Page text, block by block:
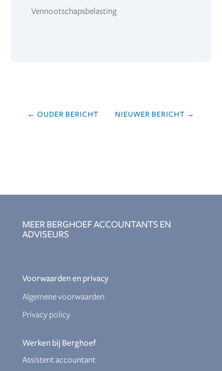
Vennootschapsbelasting
← OUDER BERICHT NIEUWER BERICHT →
MEER BERGHOEF ACCOUNTANTS EN
ADVISEURS
Voorwaarden en privacy
Algemene voorwaarden
Privacy policy
Werken bij Berghoef
Assistent accountant